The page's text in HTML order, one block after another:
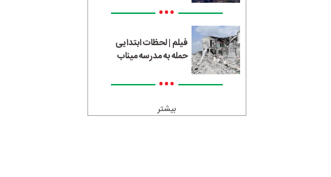
•••
فیلم | لحظات ابتدایی
حمله به مدرسه میناب
•••
بیشتر